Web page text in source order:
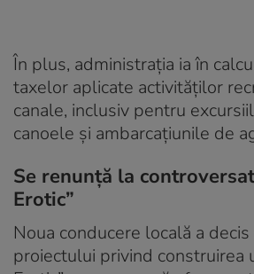
În plus, administrația ia în
taxelor aplicate activităților
canale, inclusiv pentru
canoele și ambarcațiunile de
Se renunță la
Erotic”
Noua conducere locală a
proiectului privind construirea